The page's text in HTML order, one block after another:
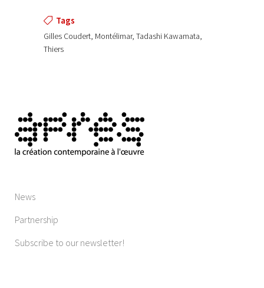
Tags
Gilles Coudert, Montélimar, Tadashi Kawamata,
Thiers
News
Partnership
Subscribe to our newsletter!